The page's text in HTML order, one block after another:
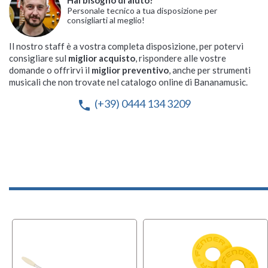
PROEL BAG150A
Custodia Morbida Chitarra
acustica
 Disponibile su ordinazione
Spedizione solo 6,90 €
35,50 €
Soundsation SUEDE-A-
acustica
schedule
Disponibile dal 22-09-
2026
38,50 €
Personale tecnico a tua disposizione per
consigliarti al meglio!
Il nostro staff è a vostra completa disposizione, per potervi
consigliare sul miglior acquisto, rispondere alle vostre
domande o offrirvi il miglior preventivo, anche per strumenti
musicali che non trovate nel catalogo online di Bananamusic.
phone (+39) 0444 134 3209